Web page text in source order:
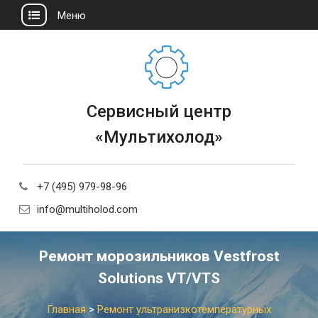
Меню
Сервисный центр
«Мультихолод»
+7 (495) 979-98-96
info@multiholod.com
Ремонт морозильников Vestfrost
Solutions VT/VTS
Главная > Ремонт ультранизкотемпературных